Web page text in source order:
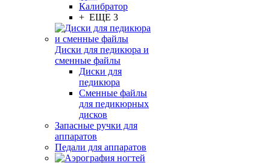
Калибратор
+ ЕЩЕ 3
Диски для педикюра и
сменные файлы
Диски для
педикюра
Сменные файлы
для педикюрных
дисков
Запасные ручки для
аппаратов
Педали для аппаратов